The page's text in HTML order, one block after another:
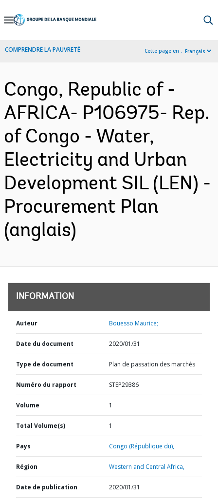
Skip
Navigation
COMPRENDRE LA PAUVRETÉ Cette page en : Français
Congo, Republic of -
AFRICA- P106975- Rep.
of Congo - Water,
Electricity and Urban
Development SIL (LEN) -
Procurement Plan
(anglais)
INFORMATION
Auteur Bouesso Maurice;
Date du document 2020/01/31
Type de document Plan de passation des marchés
Numéro du rapport STEP29386
Volume 1
Total Volume(s) 1
Pays Congo (République du),
Région Western and Central Africa,
Date de publication 2020/01/31